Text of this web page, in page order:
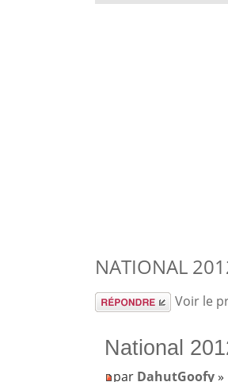
NATIONAL
Répondre Voir le
National
par DahutGoofy»